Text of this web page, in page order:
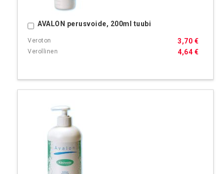
AVALON perusvoide, 200ml tuubi
4,64 €
3,70 €
Ostoskoriin